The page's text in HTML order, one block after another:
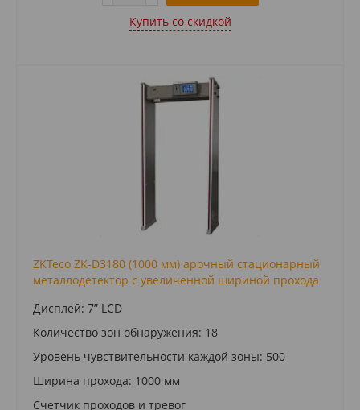
Купить cо скидкой
ZKTeco ZK-D3180 (1000 мм) арочный стационарный
металлодетектор с увеличенной шириной прохода
Дисплей: 7” LCD
Количество зон обнаружения: 18
Уровень чувствительности каждой зоны: 500
Ширина прохода: 1000 мм
Счетчик проходов и тревог